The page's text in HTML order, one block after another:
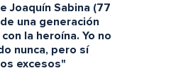
Joaquín Sabina (77
una generación
la heroína. Yo no
nunca, pero sí
excesos"